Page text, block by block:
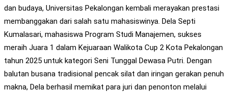
dan budaya, Universitas Pekalongan kembali merayakan prestasi
membanggakan dari salah satu mahasiswinya. Dela Septi
Kumalasari, mahasiswa Program Studi Manajemen, sukses
meraih Juara 1 dalam Kejuaraan Walikota Cup 2 Kota Pekalongan
tahun 2025 untuk kategori Seni Tunggal Dewasa Putri. Dengan
balutan busana tradisional pencak silat dan iringan gerakan penuh
makna, Dela berhasil memikat para juri dan penonton melalui